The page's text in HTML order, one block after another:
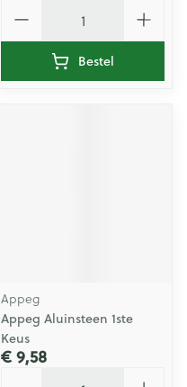
Bestel
Appeg
Appeg Aluinsteen 1ste
Keus
€ 9,58